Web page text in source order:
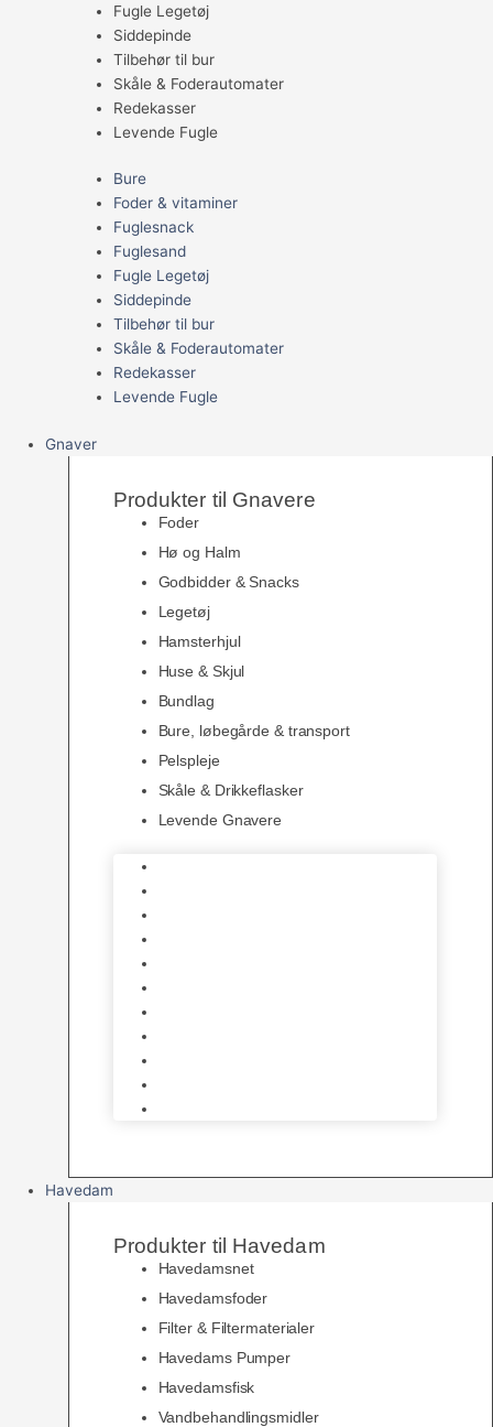
Fugle Legetøj
Siddepinde
Tilbehør til bur
Skåle & Foderautomater
Redekasser
Levende Fugle
Bure
Foder & vitaminer
Fuglesnack
Fuglesand
Fugle Legetøj
Siddepinde
Tilbehør til bur
Skåle & Foderautomater
Redekasser
Levende Fugle
Gnaver
Produkter til Gnavere
Foder
Hø og Halm
Godbidder & Snacks
Legetøj
Hamsterhjul
Huse & Skjul
Bundlag
Bure, løbegårde & transport
Pelspleje
Skåle & Drikkeflasker
Levende Gnavere
Havedam
Produkter til Havedam
Havedamsnet
Havedamsfoder
Filter & Filtermaterialer
Havedams Pumper
Havedamsfisk
Vandbehandlingsmidler